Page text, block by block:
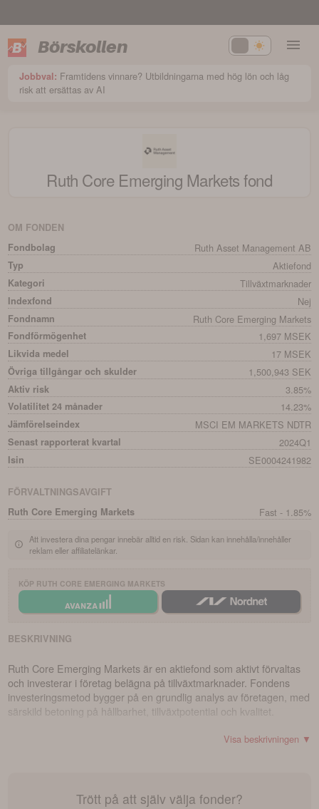
Börskollen
Jobbval: Framtidens vinnare? Utbildningarna med hög lön och låg
risk att ersättas av AI
Ruth Core Emerging Marketsfond
OM FONDEN
Fondbolag
Ruth Asset Management AB
Typ Aktiefond
Kategori Tillväxtmarknader
Indexfond Nej
Fondnamn Ruth Core Emerging Markets
Fondförmögenhet 1,697 MSEK
Likvida medel 17 MSEK
Övriga tillgångar och skulder 1,500,943 SEK
Aktiv risk 3.85%
Volatilitet 24 månader 14.23%
Jämförelseindex MSCI EM MARKETS NDTR
Senast rapporterat kvartal 2024Q1
Isin SE0004241982
FÖRVALTNINGSAVGIFT
Ruth Core Emerging Markets
Fast - 1.85%
Att investera dina pengar innebär alltid en risk. Sidan kan innehålla/innehåller
reklam eller affiliatelänkar.
KÖP RUTH CORE EMERGING MARKETS
BESKRIVNING
Ruth Core Emerging Markets är en aktiefond som aktivt förvaltas
och investerar i företag belägna på tillväxtmarknader. Fondens
investeringsmetod bygger på en grundlig analys av företagen, med
särskild betoning på hållbarhet, tillväxtpotential och kvalitet.
Visa beskrivningen ▼
Trött på att själv välja fonder?